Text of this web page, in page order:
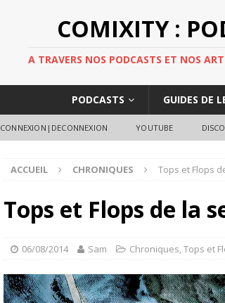
COMIXITY :
A TRAVERS NOS PODCASTS ET NOS
PODCASTS GUIDES DE
CONNEXION|DECONNEXION YOUTUBE
ACCUEIL CHRONIQUES Tops et Flops
Tops et Flops de la
06/08/2014 Sam Chroniques,Tops et